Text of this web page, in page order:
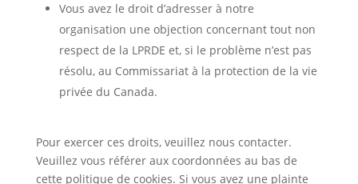
Vous avez le droit d’adresser à notre
organisation une objection concernant tout non
respect de la LPRDE et, si le problème n’est pas
résolu, au Commissariat à la protection de la vie
privée du Canada.
Pour exercer ces droits, veuillez nous contacter.
Veuillez vous référer aux coordonnées au bas de
cette politique de cookies. Si vous avez une plainte